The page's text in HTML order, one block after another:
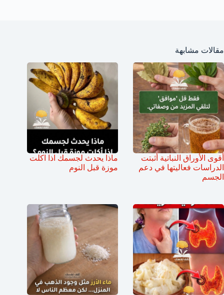
مقالات مشابهة
أقوى الأوراق النباتية أثبتت
الدراسات فعاليتها في دعم
الجسم
ماذا يحدث لجسمك اذا اكلت
موزة قبل النوم